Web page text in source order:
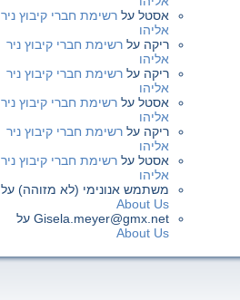
אסטל על רשימת חברי קיבוץ ניר
אליהו
ריקה על רשימת חברי קיבוץ ניר
אליהו
ריקה על רשימת חברי קיבוץ ניר
אליהו
אסטל על רשימת חברי קיבוץ ניר
אליהו
ריקה על רשימת חברי קיבוץ ניר
אליהו
אסטל על רשימת חברי קיבוץ ניר
אליהו
משתמש אנונימי (לא מזוהה) על
About Us
Gisela.meyer@gmx.net על
About Us